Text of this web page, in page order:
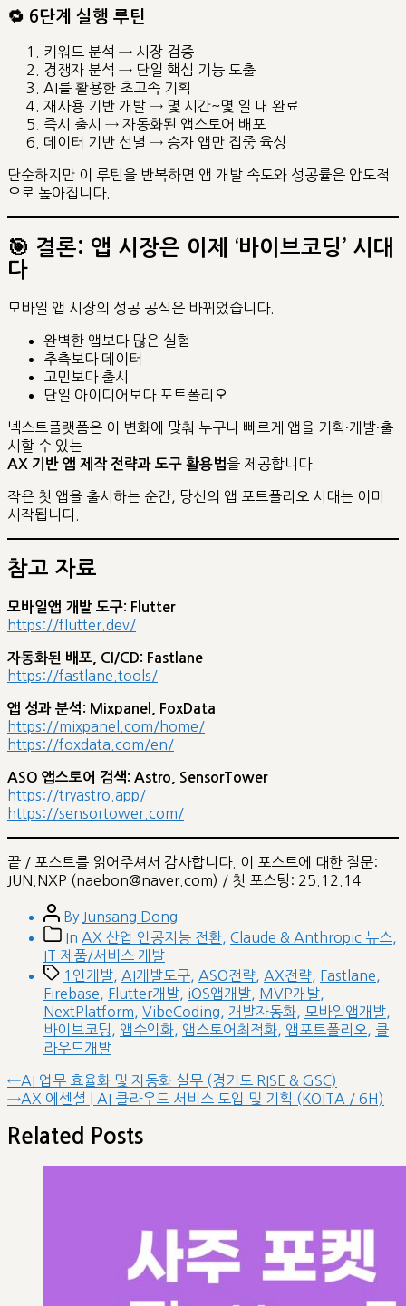
🔁 6단계 실행 루틴
키워드 분석 → 시장 검증
경쟁자 분석 → 단일 핵심 기능 도출
AI를 활용한 초고속 기획
재사용 기반 개발 → 몇 시간~몇 일 내 완료
즉시 출시 → 자동화된 앱스토어 배포
데이터 기반 선별 → 승자 앱만 집중 육성
단순하지만 이 루틴을 반복하면 앱 개발 속도와 성공률은 압도적
으로 높아집니다.
🎯 결론: 앱 시장은 이제 ‘바이브코딩’ 시대
다
모바일 앱 시장의 성공 공식은 바뀌었습니다.
완벽한 앱보다 많은 실험
추측보다 데이터
고민보다 출시
단일 아이디어보다 포트폴리오
넥스트플랫폼은 이 변화에 맞춰 누구나 빠르게 앱을 기획·개발·출
시할 수 있는
AX 기반 앱 제작 전략과 도구 활용법을 제공합니다.
작은 첫 앱을 출시하는 순간, 당신의 앱 포트폴리오 시대는 이미
시작됩니다.
참고 자료
모바일앱 개발 도구: Flutter
https://flutter.dev/
자동화된 배포, CI/CD: Fastlane
https://fastlane.tools/
앱 성과 분석: Mixpanel, FoxData
https://mixpanel.com/home/
https://foxdata.com/en/
ASO 앱스토어 검색: Astro, SensorTower
https://tryastro.app/
https://sensortower.com/
끝 / 포스트를 읽어주셔서 감사합니다. 이 포스트에 대한 질문:
JUN.NXP (naebon@naver.com) / 첫 포스팅: 25.12.14
Post
author
By Junsang Dong
Post
categories
In AX 산업 인공지능 전환 Claude & Anthropic 뉴스
IT 제품/서비스 개발
Tags1인개발 AI개발도구 ASO전략 AX전략 Fastlane
Firebase
Flutter개발 iOS앱개발 MVP개발
NextPlatform
VibeCoding 개발자동화 모바일앱개발
바이브코딩
앱수익화 앱스토어최적화 앱포트폴리오
클
라우드개발
글
내
비
게
←Previous
post:
AI 업무 효율화 및 자동화 실무 (경기도 RISE & GSC)
→Next
AX 에센셜 | AI 클라우드 서비스 도입 및 기획 (KOITA / 6H)
Related Posts